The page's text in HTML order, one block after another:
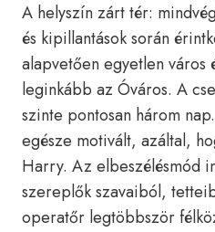
A helyszín zárt tér:
és kipillantások során
alapvetően egyetlen város
leginkább az Óváros. A
szinte pontosan három
egésze motivált, azáltal,
Harry. Az elbeszélésmód
szereplők szavaiból,
operatőr legtöbbször